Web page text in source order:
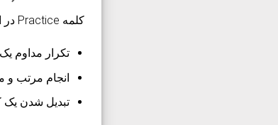
کلمه Practice در این تعریف به معنای خاصی به کار رفته است. این واژه بیانگر:
تکرار مداوم
انجام مرتب و
تبدیل شدن یک